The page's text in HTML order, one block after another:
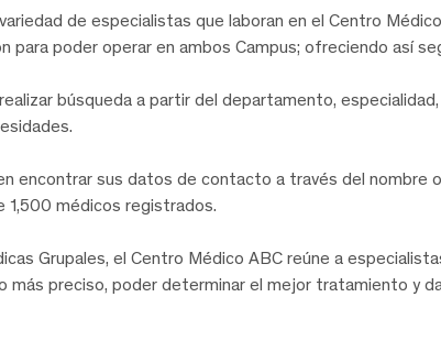
de especialistas que laboran en el Centro
para poder operar en ambos Campus; ofreciendo así
búsqueda a partir del departamento,
encontrar sus datos de contacto a través del nombre
1,500 médicos registrados.
Grupales, el Centro Médico ABC reúne a
más preciso, poder determinar el mejor tratamiento y